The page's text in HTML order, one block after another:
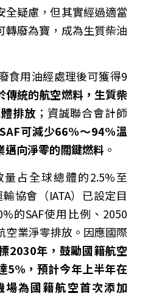
全疑慮，但其實經過適當
轉廢為寶，成為生質柴油
食用油經處理後可獲得9
傳統的航空燃料，生質柴
排放 ；資誠聯合會計師
SAF可減少66%～94%溫
邁向淨零的關鍵燃料 。
占全球總體的2.5%至
協會（IATA）已設定目
的SAF使用比例、2050
空業淨零排放。因應國際
2030年，鼓勵國籍航空
5%，預計今年上半年在
為國籍航空首次添加